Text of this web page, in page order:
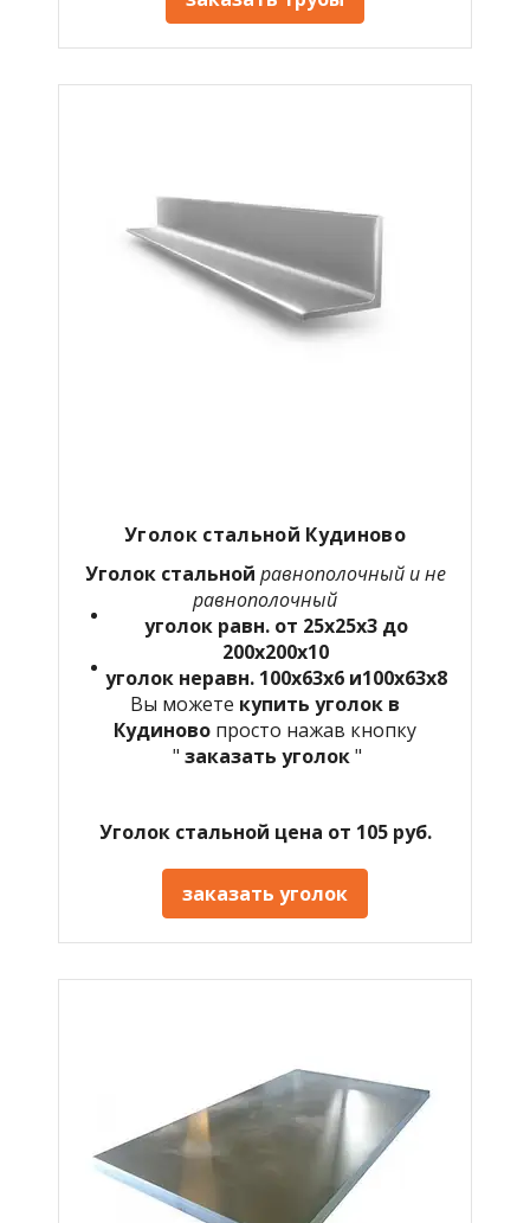
Уголок стальной Кудиново
Уголок стальной равнополочный и не
равнополочный
уголок равн. от 25х25х3 до
200х200х10
уголок неравн. 100х63х6 и100х63х8
Вы можете купить уголок в
Кудиново просто нажав кнопку
" заказать уголок"
Уголок стальной цена от 105 руб.
заказать уголок